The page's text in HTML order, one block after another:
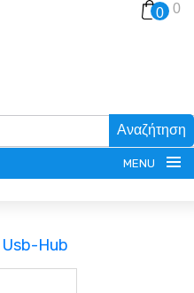
Αναζήτηση
0 0
MENU
Usb-Hub